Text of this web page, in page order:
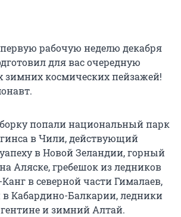
рабочую неделю декабря
для вас очередную
зимних космических пейзажей!
попали национальный парк
в Чили, действующий
в Новой Зеландии, горный
Аляске, гребешок из ледников
в северной части Гималаев,
в Кабардино-Балкарии, ледники
и зимний Алтай.